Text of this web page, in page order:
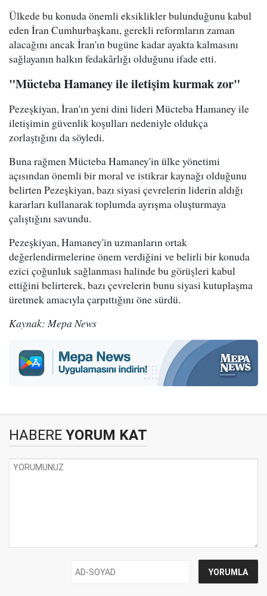
Ülkede bu konuda önemli eksiklikler bulunduğunu kabul
eden İran Cumhurbaşkanı, gerekli reformların zaman
alacağını ancak İran'ın bugüne kadar ayakta kalmasını
sağlayanın halkın fedakârlığı olduğunu ifade etti.
"Mücteba Hamaney ile iletişim kurmak zor"
Pezeşkiyan, İran'ın yeni dini lideri Mücteba Hamaney ile
iletişimin güvenlik koşulları nedeniyle oldukça
zorlaştığını da söyledi.
Buna rağmen Mücteba Hamaney'in ülke yönetimi
açısından önemli bir moral ve istikrar kaynağı olduğunu
belirten Pezeşkiyan, bazı siyasi çevrelerin liderin aldığı
kararları kullanarak toplumda ayrışma oluşturmaya
çalıştığını savundu.
Pezeşkiyan, Hamaney'in uzmanların ortak
değerlendirmelerine önem verdiğini ve belirli bir konuda
ezici çoğunluk sağlanması halinde bu görüşleri kabul
ettiğini belirterek, bazı çevrelerin bunu siyasi kutuplaşma
üretmek amacıyla çarpıttığını öne sürdü.
Kaynak: Mepa News
HABERE YORUM KAT